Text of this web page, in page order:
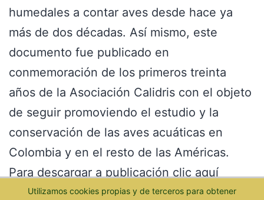
humedales a contar aves desde hace ya
más de dos décadas. Así mismo, este
documento fue publicado en
conmemoración de los primeros treinta
años de la Asociación Calidris con el objeto
de seguir promoviendo el estudio y la
conservación de las aves acuáticas en
Colombia y en el resto de las Américas.
Para descargar a publicación clic aquí
Utilizamos cookies propias y de terceros para obtener